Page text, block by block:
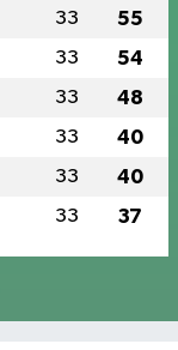
33 55
33 54
33 48
33 40
33 40
33 37